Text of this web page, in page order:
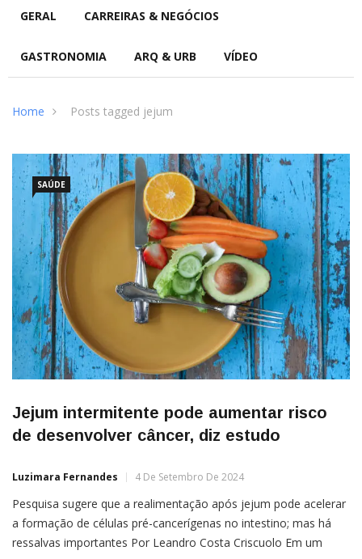
GERAL CARREIRAS & NEGÓCIOS
GASTRONOMIA ARQ & URB VÍDEO
Home Posts tagged jejum
SAÚDE
Jejum intermitente pode aumentar risco
de desenvolver câncer, diz estudo
Luzimara Fernandes 4 De Setembro De 2024
Pesquisa sugere que a realimentação após jejum pode acelerar
a formação de células pré-cancerígenas no intestino; mas há
ressalvas importantes Por Leandro Costa Criscuolo Em um